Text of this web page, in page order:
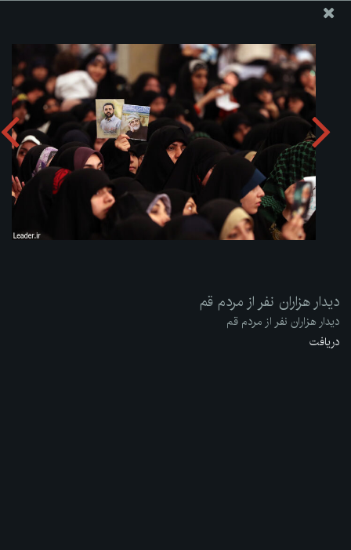
ارسال نامه
وجوهات
دیدار هزاران نفر از مردم قم دریافت آلبوم:zip
دیدار هزاران نفر از مردم قم
دیدار هزاران نفر از مردم قم
دریافت